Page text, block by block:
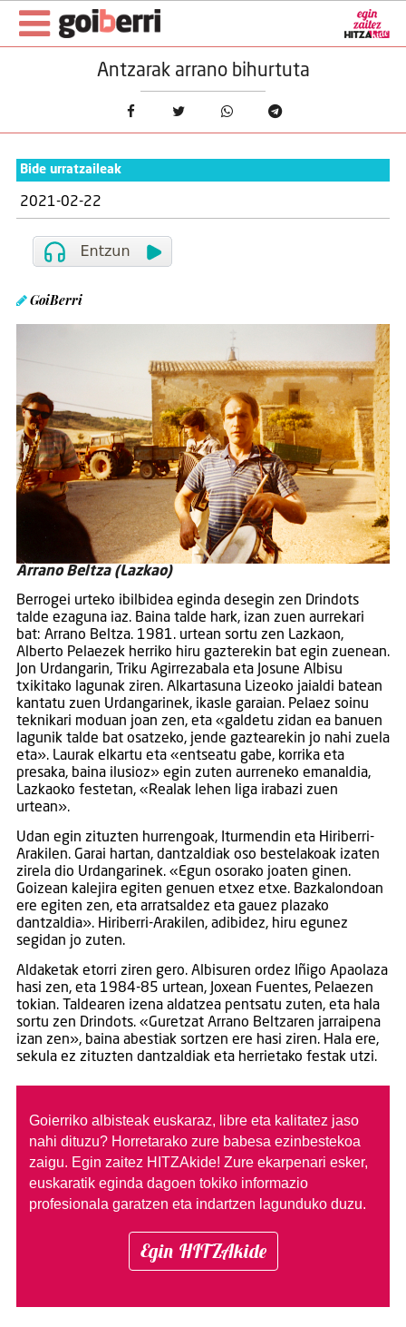
Antzarak arrano bihurtuta
Bide urratzaileak
2021-02-22
GoiBerri
Arrano Beltza (Lazkao)
Berrogei urteko ibilbidea eginda desegin zen Drindots
talde ezaguna iaz. Baina talde hark, izan zuen aurrekari
bat: Arrano Beltza. 1981. urtean sortu zen Lazkaon,
Alberto Pelaezek herriko hiru gazterekin bat egin zuenean.
Jon Urdangarin, Triku Agirrezabala eta Josune Albisu
txikitako lagunak ziren. Alkartasuna Lizeoko jaialdi batean
kantatu zuen Urdangarinek, ikasle garaian. Pelaez soinu
teknikari moduan joan zen, eta «galdetu zidan ea banuen
lagunik talde bat osatzeko, jende gaztearekin jo nahi zuela
eta». Laurak elkartu eta «entseatu gabe, korrika eta
presaka, baina ilusioz» egin zuten aurreneko emanaldia,
Lazkaoko festetan, «Realak lehen liga irabazi zuen
urtean».
Udan egin zituzten hurrengoak, Iturmendin eta Hiriberri-
Arakilen. Garai hartan, dantzaldiak oso bestelakoak izaten
zirela dio Urdangarinek. «Egun osorako joaten ginen.
Goizean kalejira egiten genuen etxez etxe. Bazkalondoan
ere egiten zen, eta arratsaldez eta gauez plazako
dantzaldia». Hiriberri-Arakilen, adibidez, hiru egunez
segidan jo zuten.
Aldaketak etorri ziren gero. Albisuren ordez Iñigo Apaolaza
hasi zen, eta 1984-85 urtean, Joxean Fuentes, Pelaezen
tokian. Taldearen izena aldatzea pentsatu zuten, eta hala
sortu zen Drindots. «Guretzat Arrano Beltzaren jarraipena
izan zen», baina abestiak sortzen ere hasi ziren. Hala ere,
sekula ez zituzten dantzaldiak eta herrietako festak utzi.
Goierriko albisteak euskaraz, libre eta kalitatez jaso
nahi dituzu? Horretarako zure babesa ezinbestekoa
zaigu. Egin zaitez HITZAkide! Zure ekarpenari esker,
euskaratik eginda dagoen tokiko informazio
profesionala garatzen eta indartzen lagunduko duzu.
Egin HITZAkide